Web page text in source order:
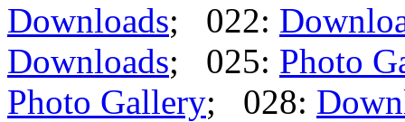
Downloads; 022:
Downloads; 025: Photo
Photo Gallery; 028: